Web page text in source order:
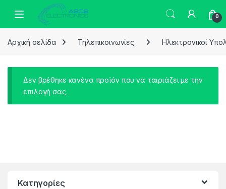
Skip to navigation
Skip to content
0
Αρχική σελίδα Τηλεπικοινωνίες Ηλεκτρονικοί
Δεν βρέθηκε κανένα προϊόν που να ταιριάζει με την
επιλογή σας.
Κατηγορίες